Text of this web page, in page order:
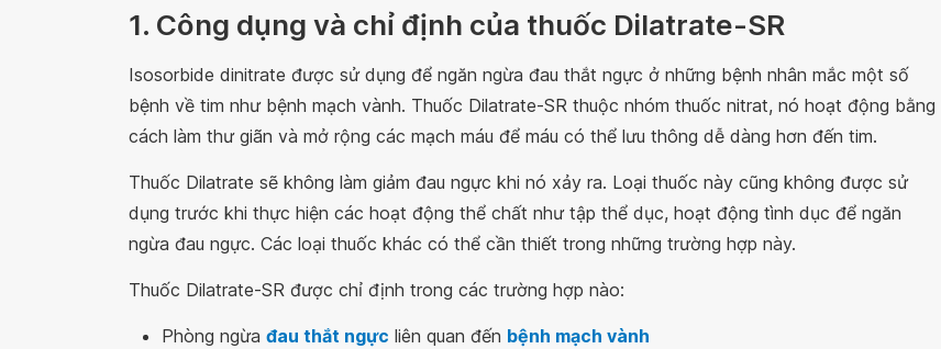
1. Công dụng và chỉ định của thuốc Dilatrate-SR
Isosorbide dinitrate được sử dụng để ngăn ngừa đau thắt ngực ở những bệnh nhân mắc một số
bệnh về tim như bệnh mạch vành. Thuốc Dilatrate-SR thuộc nhóm thuốc nitrat, nó hoạt động bằng
cách làm thư giãn và mở rộng các mạch máu để máu có thể lưu thông dễ dàng hơn đến tim.
Thuốc Dilatrate sẽ không làm giảm đau ngực khi nó xảy ra. Loại thuốc này cũng không được sử
dụng trước khi thực hiện các hoạt động thể chất như tập thể dục, hoạt động tình dục để ngăn
ngừa đau ngực. Các loại thuốc khác có thể cần thiết trong những trường hợp này.
Thuốc Dilatrate-SR được chỉ định trong các trường hợp nào:
Phòng ngừa đau thắt ngực liên quan đến bệnh mạch vành